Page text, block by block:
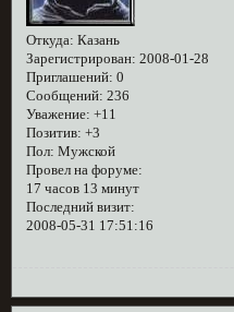
Откуда: Казань
Зарегистрирован: 2008-01-28
Приглашений: 0
Сообщений: 236
Уважение: +11
Позитив: +3
Пол: Мужской
Провел на форуме:
17 часов 13 минут
Последний визит:
2008-05-31 17:51:16